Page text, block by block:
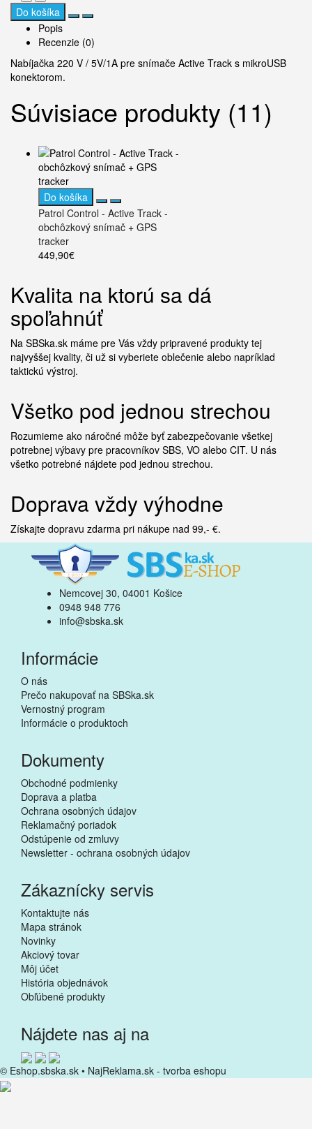
Do košíka
Popis
Recenzie (0)
Nabíjačka 220 V / 5V/1A pre snímače Active Track s mikroUSB
konektorom.
Súvisiace produkty (11)
Do košíka
Patrol Control - Active Track -
obchôzkový snímač + GPS
tracker
449,90€
Do košíka
Patrol Control - Active Track -
náhradná batéria
29,90€
Do košíka
Patrol Control - Active Track -
ochranné puzdro, textilné
12,90€
Do košíka
duálna kľúčenka (NFC+RFID)
2,80€
Do košíka
duálny kontrolný bod
(NFC+RFID)
2,80€
Kvalita na ktorú sa dá
spoľahnúť
Na SBSka.sk máme pre Vás vždy pripravené produkty tej
najvyššej kvality, či už si vyberiete oblečenie alebo napríklad
taktickú výstroj.
Všetko pod jednou strechou
Rozumieme ako náročné môže byť zabezpečovanie všetkej
potrebnej výbavy pre pracovníkov SBS, VO alebo CIT. U nás
všetko potrebné nájdete pod jednou strechou.
Doprava vždy výhodne
Získajte dopravu zdarma pri nákupe nad 99,- €.
Nemcovej 30, 04001 Košice
0948 948 776
info@sbska.sk
Informácie
O nás
Prečo nakupovať na SBSka.sk
Vernostný program
Informácie o produktoch
Dokumenty
Obchodné podmienky
Doprava a platba
Ochrana osobných údajov
Reklamačný poriadok
Odstúpenie od zmluvy
Newsletter - ochrana osobných údajov
Zákaznícky servis
Kontaktujte nás
Mapa stránok
Novinky
Akciový tovar
Môj účet
História objednávok
Obľúbené produkty
Nájdete nas aj na
© Eshop.sbska.sk • NajReklama.sk - tvorba eshopu